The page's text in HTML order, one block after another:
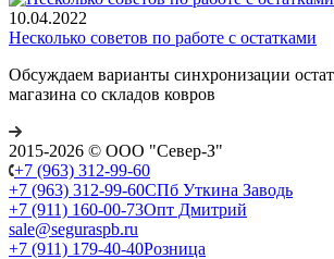
10.04.2022
Несколько советов по работе с остатками
Обсуждаем варианты синхронизации
магазина со складов ковров
2015-2026 © ООО "Север-З"
+7 (963) 312-99-60
+7 (963) 312-99-60СПб Уткина Заводь
+7 (911) 160-00-73Опт Дмитрий
sale@seguraspb.ru
+7 (911) 179-40-40Розница